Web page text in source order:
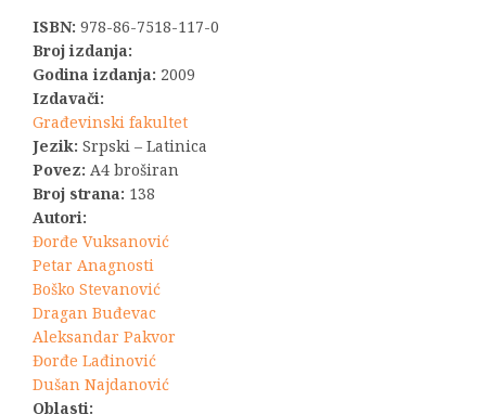
ISBN: 978-86-7518-117-0
Broj izdanja:
Godina izdanja: 2009
Izdavači:
Građevinski fakultet
Jezik: Srpski – Latinica
Povez: A4 broširan
Broj strana: 138
Autori:
Đorđe Vuksanović
Petar Anagnosti
Boško Stevanović
Dragan Buđevac
Aleksandar Pakvor
Đorđe Lađinović
Dušan Najdanović
Oblasti: